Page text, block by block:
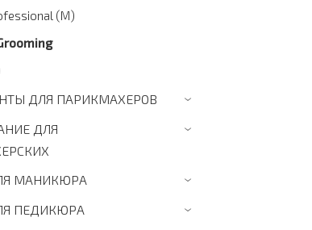
(M)
ДЛЯ ПАРИКМАХЕРОВ ›
ДЛЯ
›
МАНИКЮРА ›
ПЕДИКЮРА ›